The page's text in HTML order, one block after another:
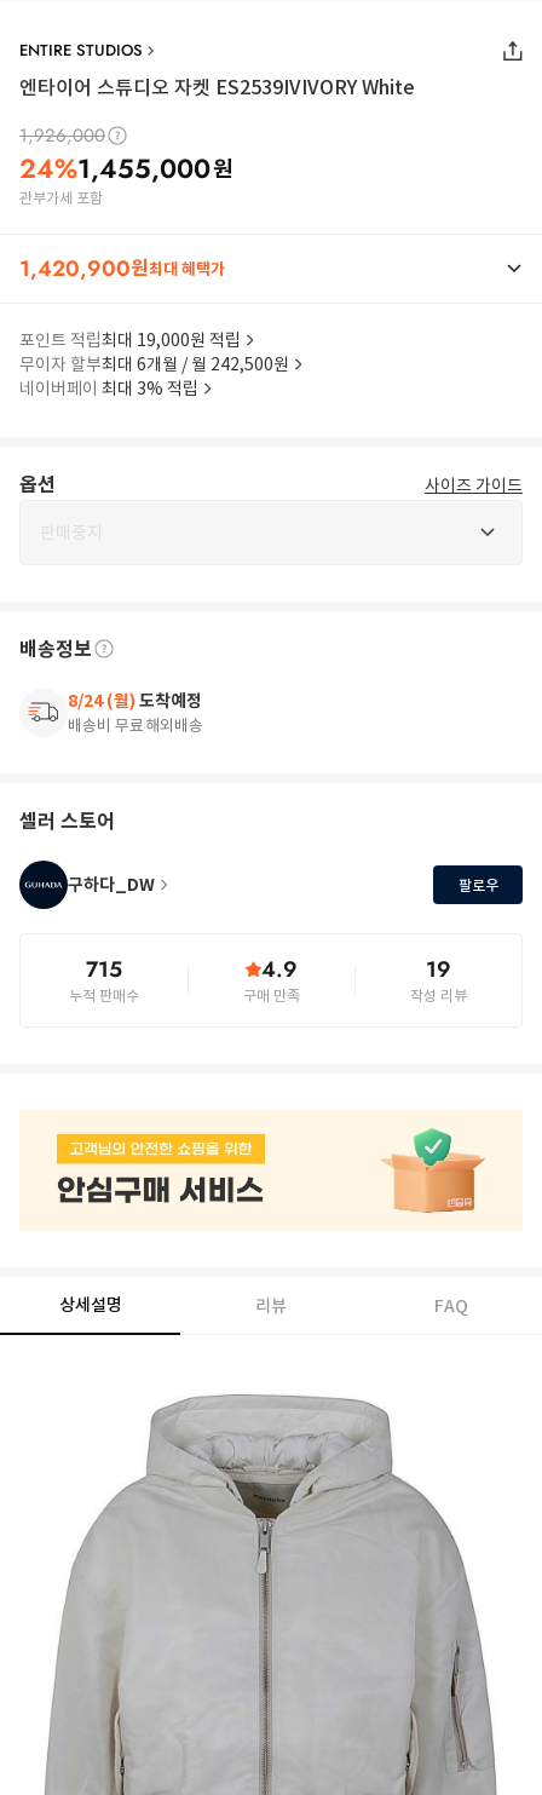
ENTIRE STUDIOS
엔타이어 스튜디오 자켓 ES2539IVIVORY White
1,926,000
24%1,455,000원
관부가세 포함
1,420,900원최대 혜택가
포인트 적립최대 19,000원 적립
무이자 할부최대 6개월 / 월 242,500원
네이버페이 최대 3% 적립
옵션 사이즈 가이드
판매중지
배송정보
8/24 (월) 도착예정
배송비 무료해외배송
셀러 스토어
구하다_DW 팔로우
715
누적 판매수
4.9
구매 만족
19
작성 리뷰
상세설명 리뷰 FAQ